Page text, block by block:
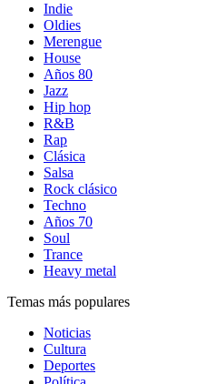
Indie
Oldies
Merengue
House
Años 80
Jazz
Hip hop
R&B
Rap
Clásica
Salsa
Rock clásico
Techno
Años 70
Soul
Trance
Heavy metal
Temas más populares
Noticias
Cultura
Deportes